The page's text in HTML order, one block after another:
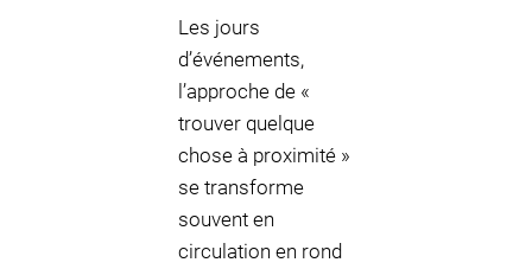
Les jours
d’événements,
l’approche de «
trouver quelque
chose à proximité »
se transforme
souvent en
circulation en rond